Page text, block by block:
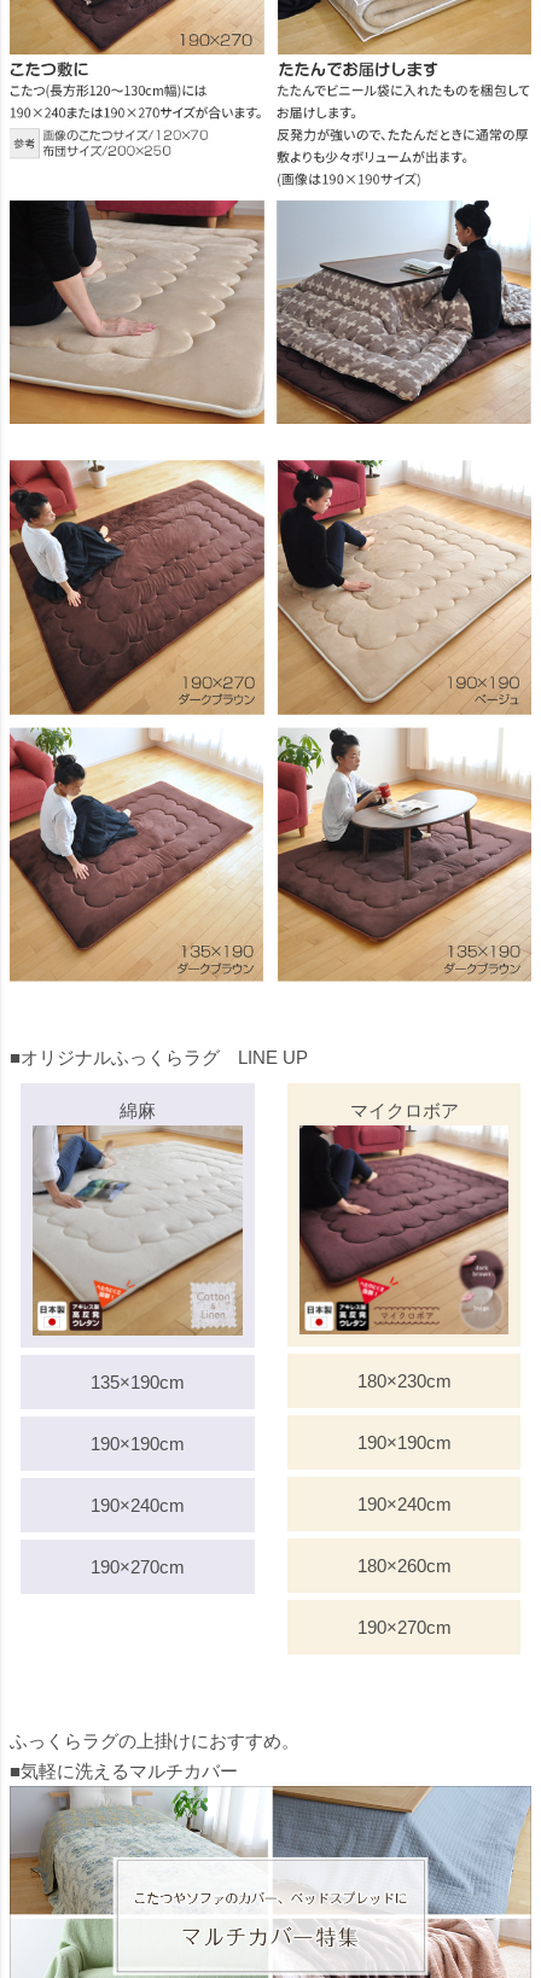
■オリジナルふっくらラグ LINE UP
綿麻
135×190cm
190×190cm
190×240cm
190×270cm
マイクロボア
180×230cm
190×190cm
190×240cm
180×260cm
190×270cm
ふっくらラグの上掛けにおすすめ。
■気軽に洗えるマルチカバー